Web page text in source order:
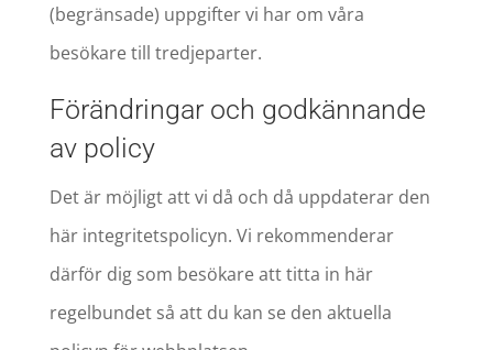
(begränsade) uppgifter vi har om våra
besökare till tredjeparter.
Förändringar och godkännande
av policy
Det är möjligt att vi då och då uppdaterar den
här integritetspolicyn. Vi rekommenderar
därför dig som besökare att titta in här
regelbundet så att du kan se den aktuella